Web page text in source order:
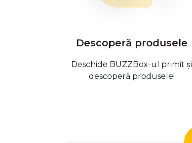
Descoperă produsele
Deschide BUZZBox-ul primit și
descoperă produsele!